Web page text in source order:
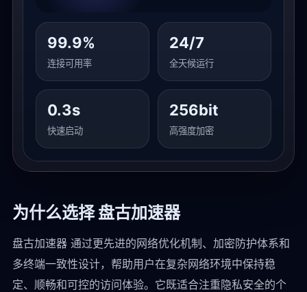
99.9%
连接可用率
24/7
全天候运行
0.3s
快速启动
256bit
高强度加密
为什么选择 盘古加速器
盘古加速器 通过更先进的网络优化机制、加密防护体系和
多终端一致性设计，帮助用户在复杂网络环境中保持稳
定、顺畅和可控的访问体验。它既适合注重隐私安全的个